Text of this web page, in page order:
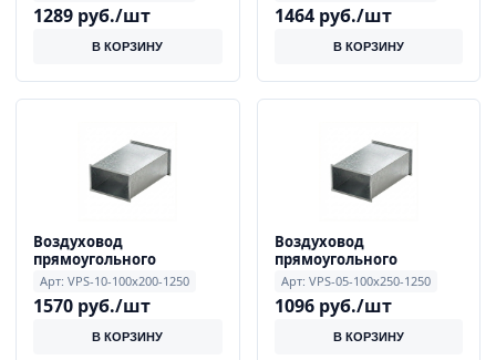
мм, длиной 1250 мм
1289 руб./шт
В КОРЗИНУ
мм, длиной 1250 мм
1464 руб./шт
В КОРЗИНУ
Воздуховод
прямоугольного
сечения 1.0 мм 100x200
мм, длиной 1250 мм
Арт: VPS-10-100x200-1250
1570 руб./шт
В КОРЗИНУ
Воздуховод
прямоугольного
сечения 0.5 мм 100x250
мм, длиной 1250 мм
Арт: VPS-05-100x250-1250
1096 руб./шт
В КОРЗИНУ